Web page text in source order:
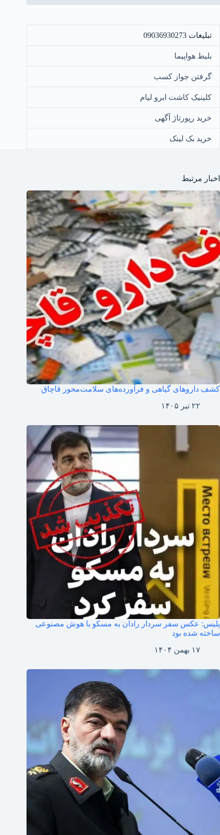
تبلیغات 09036930273
بلیط هواپیما
گرفتن جواز کسب
کلینیک کاشت ابرو لیام
خرید رپورتاژ آگهی
خرید بک لینک
اخبار مرتبط
کشف داروهای گیاهی و فرآورده‌های سلامت‌محور قاچاق
۲۲ تیر ۱۴۰۵
پلیس: عکس سفر سردار رادان به مسکو با هوش مصنوعی
ساخته شده بود
۱۷ بهمن ۱۴۰۴